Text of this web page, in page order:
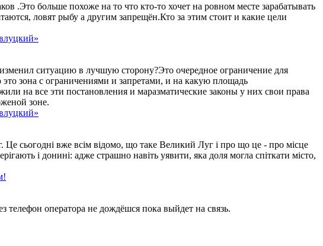
.Это больше похоже на то что кто-то хочет на ровном месте зарабатывать
ловят рыбу а другим запрещён.Кто за этим стоит и какие цели
ситуацию в лучшую сторону?Это очередное ограничение для
зона с ограничениями и запретами, и на какую площадь
на все эти постановления и маразматические законы у них свои права
зоне.
Це сьогодні вже всім відомо, що таке Великий Луг і про що це - про місце
і донині: адже страшно навіть уявити, яка доля могла спіткати місто,
телефон оператора не дождёшся пока выйдет на связь.